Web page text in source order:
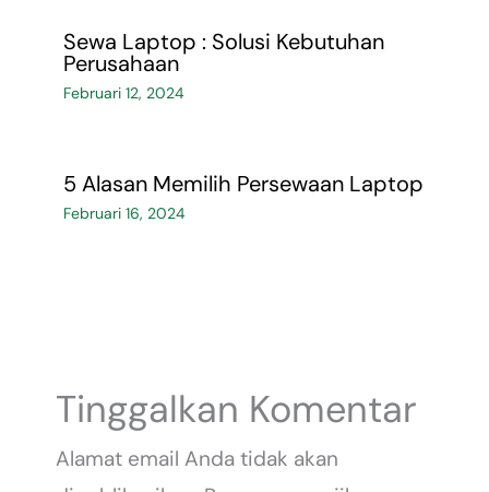
Sewa Laptop : Solusi Kebutuhan
Perusahaan
Februari 12, 2024
5 Alasan Memilih Persewaan Laptop
Februari 16, 2024
Tinggalkan Komentar
Alamat email Anda tidak akan